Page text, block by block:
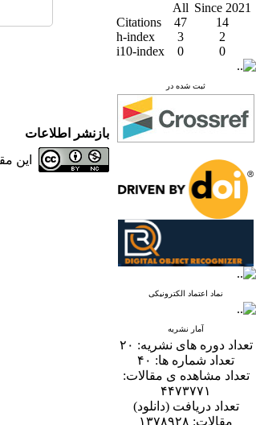
All Since 2021
Citations
47
14
h-index
3
2
i10-index
0 0
ثبت شده در
نماد اعتماد الکترونیکی
آمار نشریه
تعداد دوره های نشریه: ۲۰
تعداد شماره ها: ۴۰
تعداد مشاهده ی مقالات:
۴۴۷۳۷۷۱
تعداد دریافت (دانلود)
مقالات: ۱۳۷۸۹۲۸
بازنشر اطلاعات
این